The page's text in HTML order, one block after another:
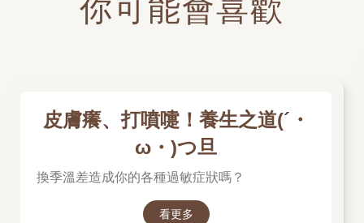
你可能會喜歡
皮膚癢、打噴嚏！養生之道(´・
ω・)つ旦
換季溫差造成你的各種過敏症狀嗎？
看更多